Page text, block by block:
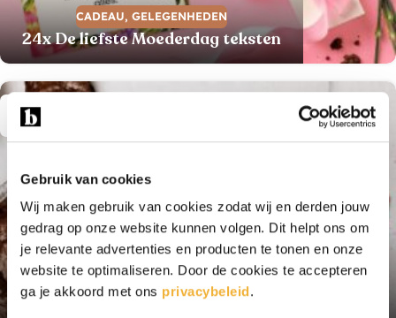
Gebruik van cookies
Wij maken gebruik van cookies zodat wij en derden jouw
gedrag op onze website kunnen volgen. Dit helpt ons om
je relevante advertenties en producten te tonen en onze
website te optimaliseren. Door de cookies te accepteren
ga je akkoord met ons privacybeleid.
CADEAU, GELEGENHEDEN
24x De liefste Moederdag teksten
03
FEB
CADEAU, GELEGENHEDEN
De leukste valentijns tekstjes voor op een